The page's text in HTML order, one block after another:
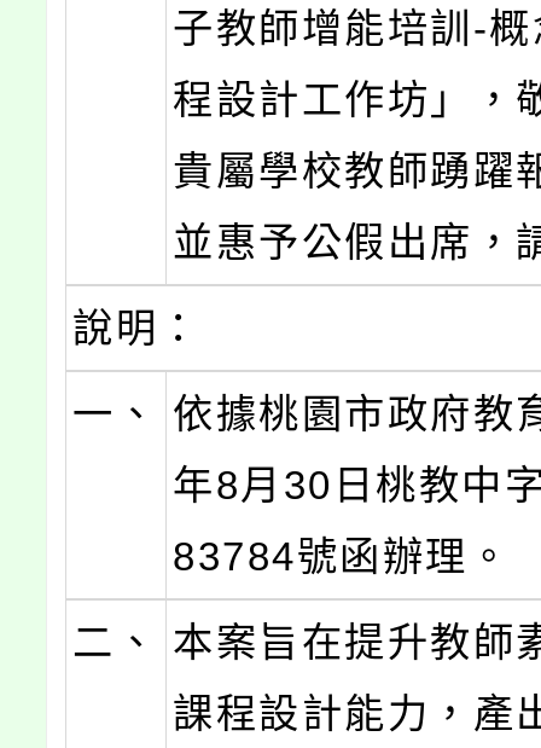
子教師增能培訓-
程設計工作坊」，
貴屬學校教師踴躍
並惠予公假出席，
說明：
一、
依據桃園市政府教
年8月30日桃教中
83784號函辦理。
二、
本案旨在提升教師
課程設計能力，產